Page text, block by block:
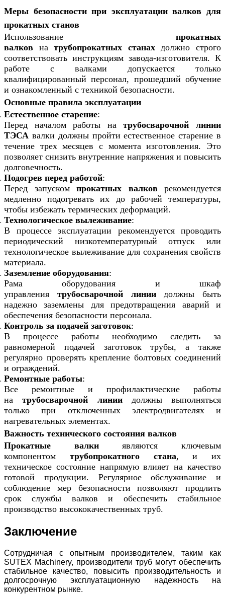
Меры безопасности при эксплуатации валков для
прокатных станов
Использование прокатных
валков натрубопрокатных станахдолжно строго
соответствовать инструкциям завода-изготовителя. К
работе с валками допускается только
квалифицированный персонал, прошедший обучение
и ознакомленный с техникой безопасности.
Основные правила эксплуатации
Естественное старение:
Перед началом работы натрубосварочной линии
ТЭСА валки должны пройти естественное старение в
течение трех месяцев с момента изготовления. Это
позволяет снизить внутренние напряжения и повысить
долговечность.
Подогрев перед работой:
Перед запуском прокатных валковрекомендуется
медленно подогревать их до рабочей температуры,
чтобы избежать термических деформаций.
Технологическое вылеживание:
В процессе эксплуатации рекомендуется проводить
периодический низкотемпературный отпуск или
технологическое вылеживание для сохранения свойств
материала.
Заземление оборудования:
Рама оборудования и шкаф
управления трубосварочной линиидолжны быть
надежно заземлены для предотвращения аварий и
обеспечения безопасности персонала.
Контроль за подачей заготовок:
В процессе работы необходимо следить за
равномерной подачей заготовок трубы, а также
регулярно проверять крепление болтовых соединений
и ограждений.
Ремонтные работы:
Все ремонтные и профилактические работы
натрубосварочной линиидолжны выполняться
только при отключенных электродвигателях и
нагревательных элементах.
Важность технического состояния валков
Прокатные валкиявляются ключевым
компонентом трубопрокатного стана, и их
техническое состояние напрямую влияет на качество
готовой продукции. Регулярное обслуживание и
соблюдение мер безопасности позволяют продлить
срок службы валков и обеспечить стабильное
производство высококачественных труб.
Заключение
Сотрудничая с опытным производителем, таким как
SUTEX Machinery, производители труб могут обеспечить
стабильное качество, повысить производительность и
долгосрочную эксплуатационную надежность на
конкурентном рынке.